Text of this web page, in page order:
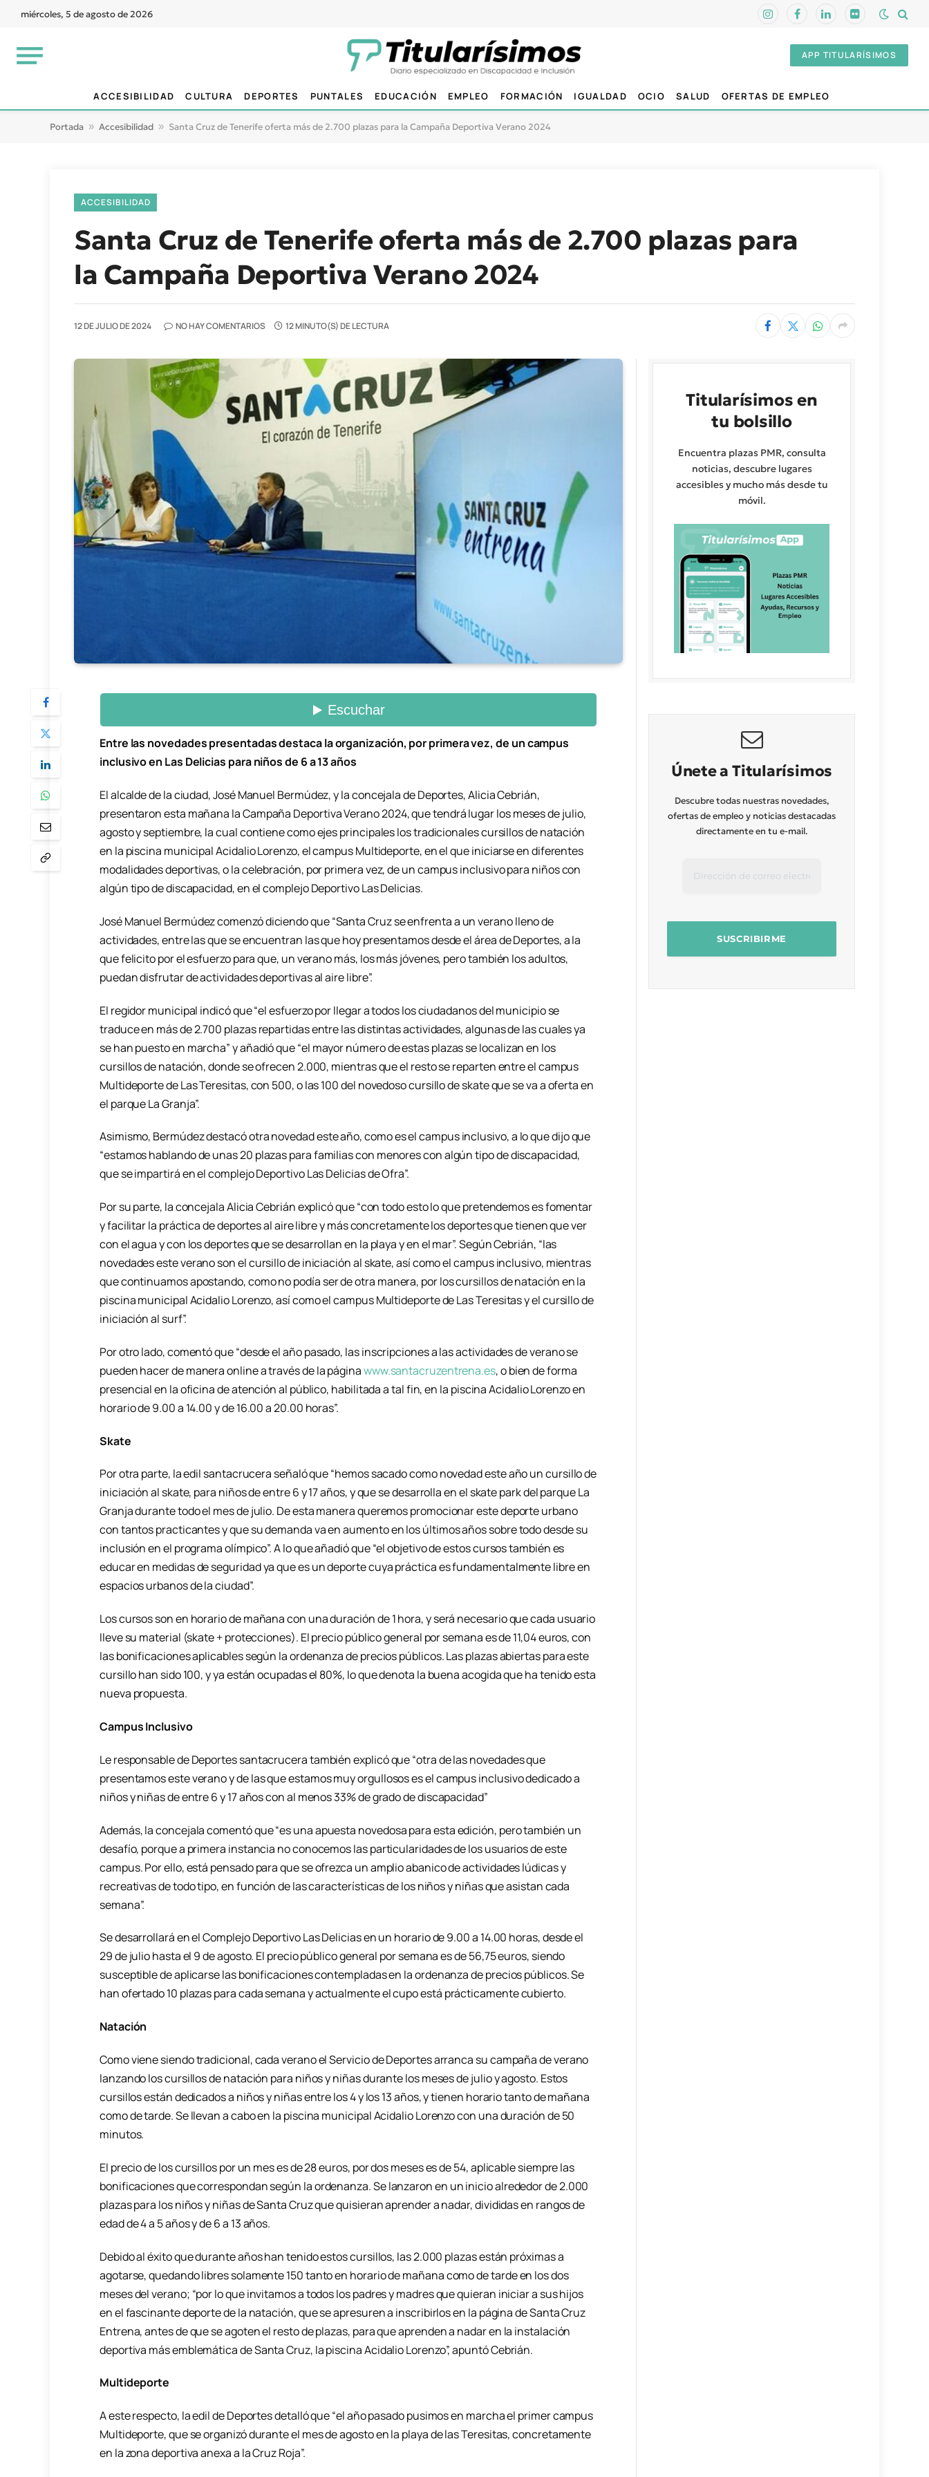
miércoles, 5 de agosto de 2026 InstagramFacebookLinkedInFlickr
APP TITULARÍSIMOS
ACCESIBILIDAD CULTURA DEPORTES PUNTALES EDUCACIÓN EMPLEO FORMACIÓN IGUALDAD OCIO SALUD OFERTAS DE EMPLEO
Portada » Accesibilidad » Santa Cruz de Tenerife oferta más de 2.700 plazas para la Campaña Deportiva Verano 2024
ACCESIBILIDAD
Santa Cruz de Tenerife oferta más de 2.700 plazas para
la Campaña Deportiva Verano 2024
12 DE JULIO DE 2024 NO HAY COMENTARIOS 12 MINUTO(S) DE LECTURA
Entre las novedades presentadas destaca la organización, por primera vez, de un campus
inclusivo en Las Delicias para niños de 6 a 13 años
El alcalde de la ciudad, José Manuel Bermúdez, y la concejala de Deportes, Alicia Cebrián,
presentaron esta mañana la Campaña Deportiva Verano 2024, que tendrá lugar los meses de julio,
agosto y septiembre, la cual contiene como ejes principales los tradicionales cursillos de natación
en la piscina municipal Acidalio Lorenzo, el campus Multideporte, en el que iniciarse en diferentes
modalidades deportivas, o la celebración, por primera vez, de un campus inclusivo para niños con
algún tipo de discapacidad, en el complejo Deportivo Las Delicias.
José Manuel Bermúdez comenzó diciendo que “Santa Cruz se enfrenta a un verano lleno de
actividades, entre las que se encuentran las que hoy presentamos desde el área de Deportes, a la
que felicito por el esfuerzo para que, un verano más, los más jóvenes, pero también los adultos,
puedan disfrutar de actividades deportivas al aire libre”.
El regidor municipal indicó que “el esfuerzo por llegar a todos los ciudadanos del municipio se
traduce en más de 2.700 plazas repartidas entre las distintas actividades, algunas de las cuales ya
se han puesto en marcha” y añadió que “el mayor número de estas plazas se localizan en los
cursillos de natación, donde se ofrecen 2.000, mientras que el resto se reparten entre el campus
Multideporte de Las Teresitas, con 500, o las 100 del novedoso cursillo de skate que se va a oferta en
el parque La Granja”.
Asimismo, Bermúdez destacó otra novedad este año, como es el campus inclusivo, a lo que dijo que
“estamos hablando de unas 20 plazas para familias con menores con algún tipo de discapacidad,
que se impartirá en el complejo Deportivo Las Delicias de Ofra”.
Por su parte, la concejala Alicia Cebrián explicó que “con todo esto lo que pretendemos es fomentar
y facilitar la práctica de deportes al aire libre y más concretamente los deportes que tienen que ver
con el agua y con los deportes que se desarrollan en la playa y en el mar”. Según Cebrián, “las
novedades este verano son el cursillo de iniciación al skate, así como el campus inclusivo, mientras
que continuamos apostando, como no podía ser de otra manera, por los cursillos de natación en la
piscina municipal Acidalio Lorenzo, así como el campus Multideporte de Las Teresitas y el cursillo de
iniciación al surf”.
Por otro lado, comentó que “desde el año pasado, las inscripciones a las actividades de verano se
pueden hacer de manera online a través de la páginawww.santacruzentrena.es, o bien de forma
presencial en la oficina de atención al público, habilitada a tal fin, en la piscina Acidalio Lorenzo en
horario de 9.00 a 14.00 y de 16.00 a 20.00 horas”.
Skate
Por otra parte, la edil santacrucera señaló que “hemos sacado como novedad este año un cursillo de
iniciación al skate, para niños de entre 6 y 17 años, y que se desarrolla en el skate park del parque La
Granja durante todo el mes de julio. De esta manera queremos promocionar este deporte urbano
con tantos practicantes y que su demanda va en aumento en los últimos años sobre todo desde su
inclusión en el programa olímpico”. A lo que añadió que “el objetivo de estos cursos también es
educar en medidas de seguridad ya que es un deporte cuya práctica es fundamentalmente libre en
espacios urbanos de la ciudad”.
Los cursos son en horario de mañana con una duración de 1 hora, y será necesario que cada usuario
lleve su material (skate + protecciones). El precio público general por semana es de 11,04 euros, con
las bonificaciones aplicables según la ordenanza de precios públicos. Las plazas abiertas para este
cursillo han sido 100, y ya están ocupadas el 80%, lo que denota la buena acogida que ha tenido esta
nueva propuesta.
Campus Inclusivo
Le responsable de Deportes santacrucera también explicó que “otra de las novedades que
presentamos este verano y de las que estamos muy orgullosos es el campus inclusivo dedicado a
niños y niñas de entre 6 y 17 años con al menos 33% de grado de discapacidad”
Además, la concejala comentó que “es una apuesta novedosa para esta edición, pero también un
desafío, porque a primera instancia no conocemos las particularidades de los usuarios de este
campus. Por ello, está pensado para que se ofrezca un amplio abanico de actividades lúdicas y
recreativas de todo tipo, en función de las características de los niños y niñas que asistan cada
semana”.
Se desarrollará en el Complejo Deportivo Las Delicias en un horario de 9.00 a 14.00 horas, desde el
29 de julio hasta el 9 de agosto. El precio público general por semana es de 56,75 euros, siendo
susceptible de aplicarse las bonificaciones contempladas en la ordenanza de precios públicos. Se
han ofertado 10 plazas para cada semana y actualmente el cupo está prácticamente cubierto.
Natación
Como viene siendo tradicional, cada verano el Servicio de Deportes arranca su campaña de verano
lanzando los cursillos de natación para niños y niñas durante los meses de julio y agosto. Estos
cursillos están dedicados a niños y niñas entre los 4 y los 13 años, y tienen horario tanto de mañana
como de tarde. Se llevan a cabo en la piscina municipal Acidalio Lorenzo con una duración de 50
minutos.
El precio de los cursillos por un mes es de 28 euros, por dos meses es de 54, aplicable siempre las
bonificaciones que correspondan según la ordenanza. Se lanzaron en un inicio alrededor de 2.000
plazas para los niños y niñas de Santa Cruz que quisieran aprender a nadar, divididas en rangos de
edad de 4 a 5 años y de 6 a 13 años.
Debido al éxito que durante años han tenido estos cursillos, las 2.000 plazas están próximas a
agotarse, quedando libres solamente 150 tanto en horario de mañana como de tarde en los dos
meses del verano; “por lo que invitamos a todos los padres y madres que quieran iniciar a sus hijos
en el fascinante deporte de la natación, que se apresuren a inscribirlos en la página de Santa Cruz
Entrena, antes de que se agoten el resto de plazas, para que aprenden a nadar en la instalación
deportiva más emblemática de Santa Cruz, la piscina Acidalio Lorenzo”, apuntó Cebrián.
Multideporte
A este respecto, la edil de Deportes detalló que “el año pasado pusimos en marcha el primer campus
Multideporte, que se organizó durante el mes de agosto en la playa de las Teresitas, concretamente
en la zona deportiva anexa a la Cruz Roja”.
Titularísimos en
tu bolsillo
Encuentra plazas PMR, consulta
noticias, descubre lugares
accesibles y mucho más desde tu
móvil.
Únete a Titularísimos
Descubre todas nuestras novedades,
ofertas de empleo y noticias destacadas
directamente en tu e-mail.